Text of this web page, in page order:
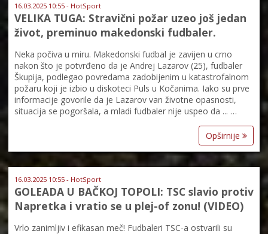
16.03.2025 10:55 - HotSport
VELIKA TUGA: Stravični požar uzeo još jedan
život, preminuo makedonski fudbaler.
Neka počiva u miru. Makedonski fudbal je zavijen u crno
nakon što je potvrđeno da je Andrej Lazarov (25), fudbaler
Škupija, podlegao povredama zadobijenim u katastrofalnom
požaru koji je izbio u diskoteci Puls u Kočanima. Iako su prve
informacije govorile da je Lazarov van životne opasnosti,
situacija se pogoršala, a mladi fudbaler nije uspeo da ... …
Opširnije
16.03.2025 10:55 - HotSport
GOLEADA U BAČKOJ TOPOLI: TSC slavio protiv
Napretka i vratio se u plej-of zonu! (VIDEO)
Vrlo zanimljiv i efikasan meč! Fudbaleri TSC-a ostvarili su